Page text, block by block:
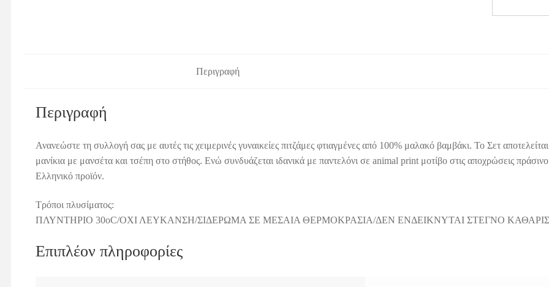
Περιγραφή
Περιγραφή
Ανανεώστε τη συλλογή σας με αυτές τις χειμερινές γυναικείες πιτζάμες φτιαγμένες από 100% μαλακό βαμβάκι. Το Σετ
μανίκια με μανσέτα και τσέπη στο στήθος. Ενώ συνδυάζεται ιδανικά με παντελόνι σε animal print μοτίβο στις αποχρώσεις
Ελληνικό προϊόν.
Τρόποι πλυσίματος:
ΠΛΥΝΤΗΡΙΟ 30οC/ΟΧΙ ΛΕΥΚΑΝΣΗ/ΣΙΔΕΡΩΜΑ ΣΕ ΜΕΣΑΙΑ ΘΕΡΜΟΚΡΑΣΙΑ/ΔΕΝ ΕΝΔΕΙΚΝΥΤΑΙ ΣΤΕΓΝΟ
Επιπλέον πληροφορίες